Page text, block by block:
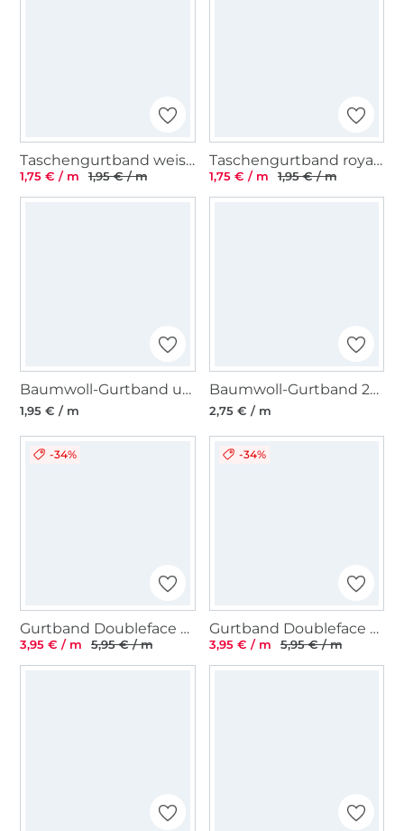
Taschengurtband weiss 37 mm
1,75 € / m 1,95 € / m
Taschengurtband royalblau 37 mm
1,75 € / m 1,95 € / m
Baumwoll-Gurtband uni khaki 38 mm
1,95 € / m
Baumwoll-Gurtband 25 mm, dunkelgrau
2,75 € / m
-34%
Gurtband Doubleface Diamond Shape, wollweiß
3,95 € / m 5,95 € / m
-34%
Gurtband Doubleface Diamond Shape, braun
3,95 € / m 5,95 € / m